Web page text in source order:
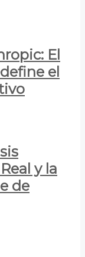
El
el
y la
de